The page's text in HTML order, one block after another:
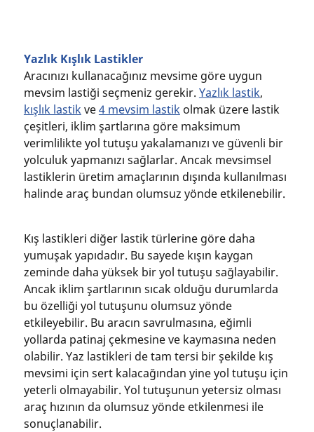
Yazlık Kışlık Lastikler
Aracınızı kullanacağınız mevsime göre uygun
mevsim lastiği seçmeniz gerekir. Yazlık lastik,
kışlık lastikve4 mevsim lastikolmak üzere lastik
çeşitleri, iklim şartlarına göre maksimum
verimlilikte yol tutuşu yakalamanızı ve güvenli bir
yolculuk yapmanızı sağlarlar. Ancak mevsimsel
lastiklerin üretim amaçlarının dışında kullanılması
halinde araç bundan olumsuz yönde etkilenebilir.
Kış lastikleri diğer lastik türlerine göre daha
yumuşak yapıdadır. Bu sayede kışın kaygan
zeminde daha yüksek bir yol tutuşu sağlayabilir.
Ancak iklim şartlarının sıcak olduğu durumlarda
bu özelliği yol tutuşunu olumsuz yönde
etkileyebilir. Bu aracın savrulmasına, eğimli
yollarda patinaj çekmesine ve kaymasına neden
olabilir. Yaz lastikleri de tam tersi bir şekilde kış
mevsimi için sert kalacağından yine yol tutuşu için
yeterli olmayabilir. Yol tutuşunun yetersiz olması
araç hızının da olumsuz yönde etkilenmesi ile
sonuçlanabilir.